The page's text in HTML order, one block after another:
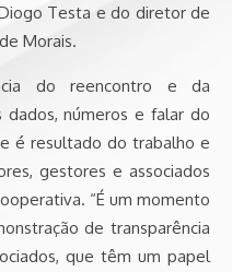
Testa e do diretor de
Morais.
do reencontro e da
números e falar do
é resultado do trabalho e
gestores e associados
“É um momento
de transparência
que têm um papel